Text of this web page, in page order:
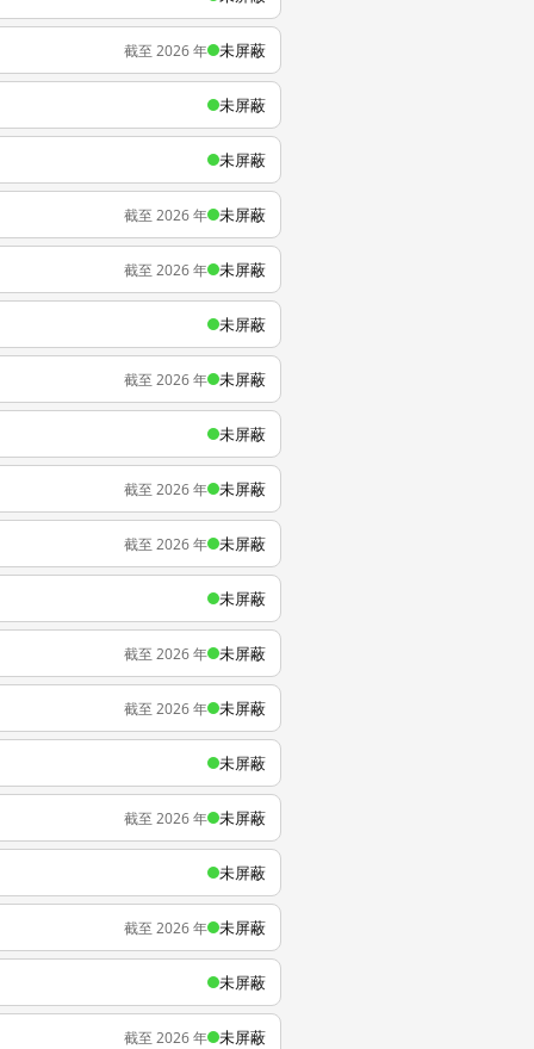
截至 2026 年 未屏蔽
未屏蔽
未屏蔽
截至 2026 年 未屏蔽
截至 2026 年 未屏蔽
未屏蔽
截至 2026 年 未屏蔽
未屏蔽
截至 2026 年 未屏蔽
截至 2026 年 未屏蔽
未屏蔽
截至 2026 年 未屏蔽
截至 2026 年 未屏蔽
未屏蔽
截至 2026 年 未屏蔽
未屏蔽
截至 2026 年 未屏蔽
未屏蔽
截至 2026 年 未屏蔽